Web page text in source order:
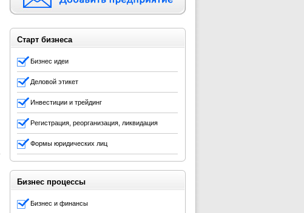
Старт бизнеса
Бизнес идеи
Деловой этикет
Инвестиции и трейдинг
Регистрация, реорганизация, ликвидация
Формы юридических лиц
Бизнес процессы
Бизнес и финансы